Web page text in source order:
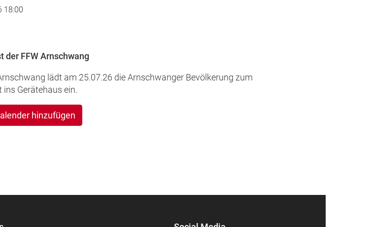
18:00
der FFW Arnschwang
lädt am 25.07.26 die Arnschwanger Bevölkerung zum
ins Gerätehaus ein.
hinzufügen